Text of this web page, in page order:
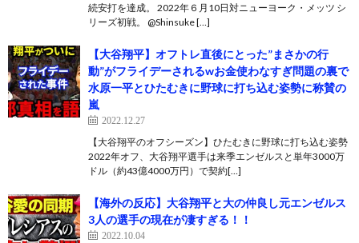
続安打を達成。 2022年６月10日対ニューヨーク・メッツ シ
リーズ初戦。 @Shinsuke […]
【大谷翔平】オフトレ直後にとった”まさかの行
動”がフライデーされるwお金使わなすぎ問題の裏で
水原一平とひたむきに野球に打ち込む姿勢に称賛の
嵐
2022.12.27
【大谷翔平のオフシーズン】ひたむきに野球に打ち込む姿勢
2022年オフ、大谷翔平選手は来季エンゼルスと単年3000万
ドル（約43億4000万円）で契約[…]
【海外の反応】大谷翔平と大の仲良し元エンゼルス
3人の選手の現在が凄すぎる！！
2022.10.04